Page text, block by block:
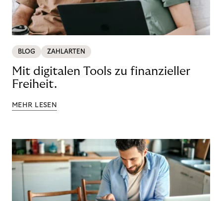
BLOG ZAHLARTEN
Mit digitalen Tools zu finanzieller
Freiheit.
MEHR LESEN